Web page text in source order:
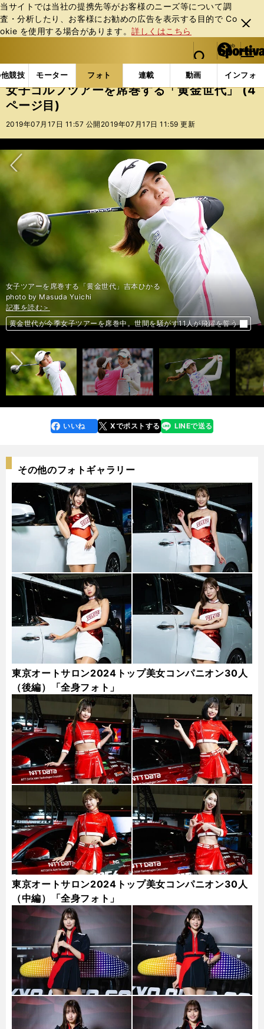
当サイトでは当社の提携先等がお客様のニーズ等について調
査・分析したり、お客様にお勧めの広告を表⽰する⽬的で Co
okie を使⽤する場合があります。詳しくはこちら
閉じ
る
web Sportiva (webスポルティーバ)
検索
マイペ
ー
ジ
メニュ
競技 モーター フォト 連載 動画 インフォ
b
ス
ポ
ル
バ
フォトギャラリー スポーツビーナスギャラリー 女
女子ゴルフツアーを席巻する「黄金世代」 (4
ページ目)
2019年07月17日 11:57 公開 2019年07月17日 11:59 更新
次へ
記事を読む＞
黄金世代が今季女子ツアーを席巻中。世間を騒がす11人が飛躍を誓う
記事を読む＞
黄金世代が今季女子ツアーを席巻中。世間を騒がす11人が飛躍を誓う
記事を読む＞
黄金世代が今季女子ツアーを席巻中。世間を騒がす11人が飛躍を誓う
女子ツアーを席巻する「黄金世代」吉本ひかる
photo by Masuda Yuichi
記事を読む＞
黄金世代が今季女子ツアーを席巻中。世間を騒がす11人が飛躍を誓う
記事を読む＞
黄金世代が今季女子ツアーを席巻中。世間を騒がす11人が飛躍を誓う
記事を読む＞
黄金世代が今季女子ツアーを席巻中。世間を騒がす11人が飛躍を誓う
記事を読む＞
黄金世代が今季女子ツアーを席巻中。世間を騒がす11人が飛躍を誓う
記事を読む＞
黄金世代が今季女子ツアーを席巻中。世間を騒がす11人が飛躍を誓う
記事を読む＞
黄金世代が今季女子ツアーを席巻中。世間を騒がす11人が飛躍を誓う
記事を読む＞
黄金世代が今季女子ツアーを席巻中。世間を騒がす11人が飛躍を誓う
記事を読む＞
黄金世代が今季女子ツアーを席巻中。世間を騒がす11人が飛躍を誓う
前へ
faceboo
k
いいね Xでポストする
line LINEで送る
その他のフォトギャラリー
東京オートサロン2024トップ美女コンパニオン30人
（後編）「全身フォト」
東京オートサロン2024トップ美女コンパニオン30人
（中編）「全身フォト」